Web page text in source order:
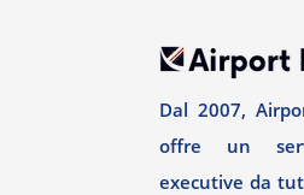
Dal 2007,
offre un
executive da